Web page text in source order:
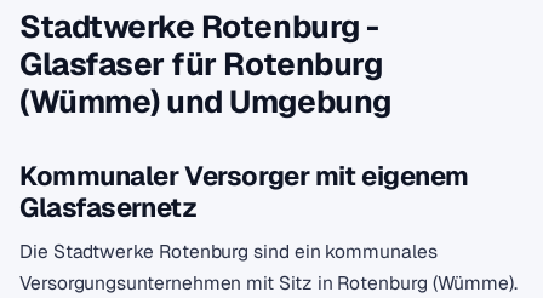
Stadtwerke Rotenburg -
Glasfaser für Rotenburg
(Wümme) und Umgebung
Kommunaler Versorger mit eigenem
Glasfasernetz
Die Stadtwerke Rotenburg sind ein kommunales
Versorgungsunternehmen mit Sitz in Rotenburg (Wümme).